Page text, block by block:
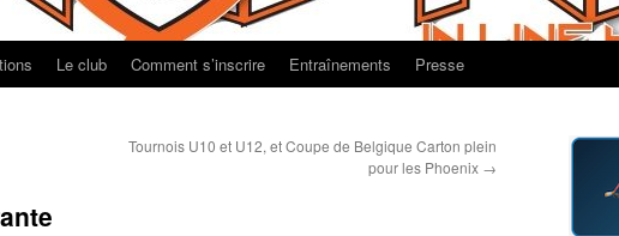
Le club Comment s’inscrire Entraînements Presse
Tournois U10 et U12, et Coupe de Belgique Carton plein
pour les Phoenix →